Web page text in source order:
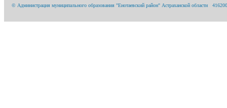
© Администрация муниципального образования "Енотаевский район" Астраханской области